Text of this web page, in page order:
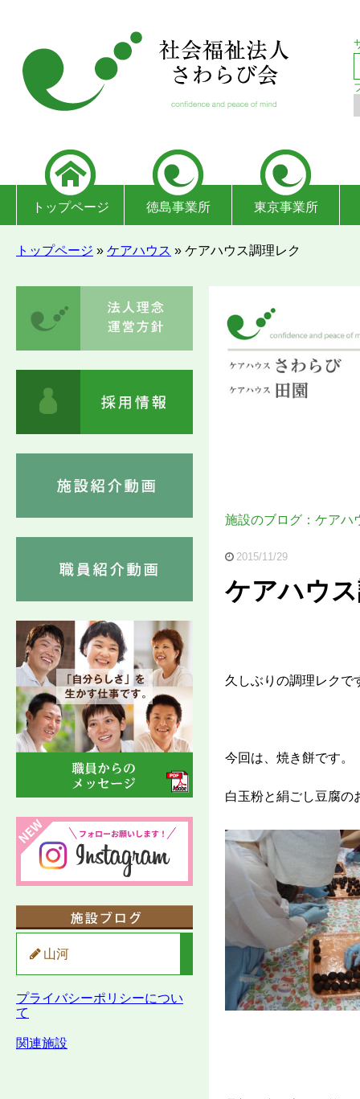
トップページ 徳島事業所 東京事業所
トップページ » ケアハウス » ケアハウス調理レク
施設のブログ：ケアハ
2015/11/29
ケアハウ
久しぶりの調理レクで
今回は、焼き餅です。
白玉粉と絹ごし豆腐
山河
プライバシーポリシーについ
て
関連施設